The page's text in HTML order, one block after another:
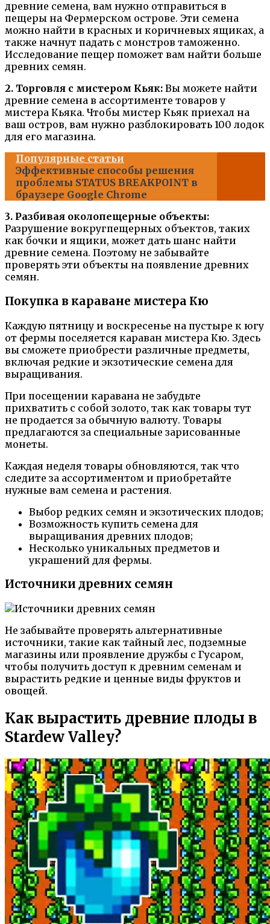
древние семена, вам нужно отправиться в
пещеры на Фермерском острове. Эти семена
можно найти в красных и коричневых ящиках, а
также начнут падать с монстров таможенно.
Исследование пещер поможет вам найти больше
древних семян.
2. Торговля с мистером Кьяк: Вы можете найти
древние семена в ассортименте товаров у
мистера Кьяка. Чтобы мистер Кьяк приехал на
ваш остров, вам нужно разблокировать 100 лодок
для его магазина.
Популярные статьи
Эффективные способы решения
проблемы STATUS BREAKPOINT в
браузере Google Chrome
3. Разбивая околопещерные объекты:
Разрушение вокругпещерных объектов, таких
как бочки и ящики, может дать шанс найти
древние семена. Поэтому не забывайте
проверять эти объекты на появление древних
семян.
Покупка в караване мистера Кю
Каждую пятницу и воскресенье на пустыре к югу
от фермы поселяется караван мистера Кю. Здесь
вы сможете приобрести различные предметы,
включая редкие и экзотические семена для
выращивания.
При посещении каравана не забудьте
прихватить с собой золото, так как товары тут
не продается за обычную валюту. Товары
предлагаются за специальные зарисованные
монеты.
Каждая неделя товары обновляются, так что
следите за ассортиментом и приобретайте
нужные вам семена и растения.
Выбор редких семян и экзотических плодов;
Возможность купить семена для
выращивания древних плодов;
Несколько уникальных предметов и
украшений для фермы.
Источники древних семян
Не забывайте проверять альтернативные
источники, такие как тайный лес, подземные
магазины или проявление дружбы с Гусаром,
чтобы получить доступ к древним семенам и
вырастить редкие и ценные виды фруктов и
овощей.
Как вырастить древние плоды в
Stardew Valley?